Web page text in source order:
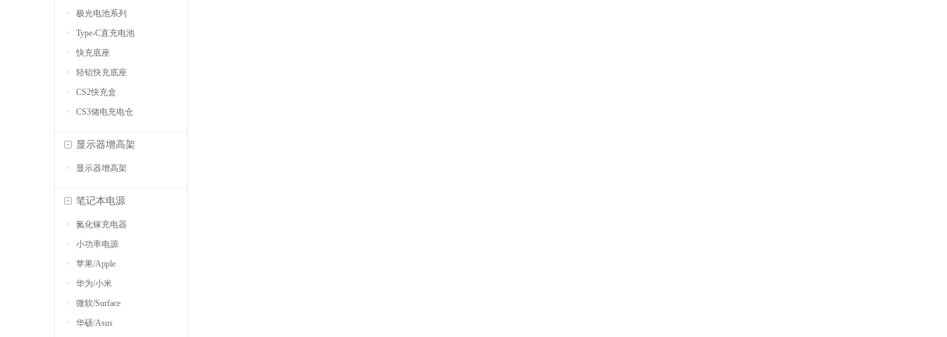
极光电池系列
Type-C直充电池
快充底座
轻铝快充底座
CS2快充盒
CS3储电充电仓
显示器增高架
显示器增高架
笔记本电源
氮化镓充电器
小功率电源
苹果/Apple
华为/小米
微软/Surface
华硕/Asus